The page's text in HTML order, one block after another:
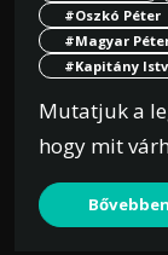
#Oszkó Péter
#Magyar
#Kapitány
Mutatjuk a
hogy mit
Bővebben